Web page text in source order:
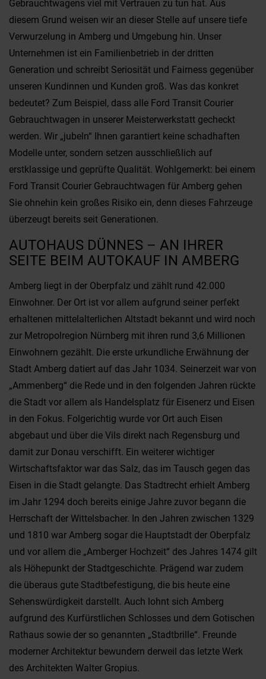
Gebrauchtwagens viel mit Vertrauen zu tun hat. Aus
diesem Grund weisen wir an dieser Stelle auf unsere tiefe
Verwurzelung in Amberg und Umgebung hin. Unser
Unternehmen ist ein Familienbetrieb in der dritten
Generation und schreibt Seriosität und Fairness gegenüber
unseren Kundinnen und Kunden groß. Was das konkret
bedeutet? Zum Beispiel, dass alle Ford Transit Courier
Gebrauchtwagen in unserer Meisterwerkstatt gecheckt
werden. Wir „jubeln“ Ihnen garantiert keine schadhaften
Modelle unter, sondern setzen ausschließlich auf
erstklassige und geprüfte Qualität. Wohlgemerkt: bei einem
Ford Transit Courier Gebrauchtwagen für Amberg gehen
Sie ohnehin kein großes Risiko ein, denn dieses Fahrzeuge
überzeugt bereits seit Generationen.
AUTOHAUS DÜNNES – AN IHRER
SEITE BEIM AUTOKAUF IN AMBERG
Amberg liegt in der Oberpfalz und zählt rund 42.000
Einwohner. Der Ort ist vor allem aufgrund seiner perfekt
erhaltenen mittelalterlichen Altstadt bekannt und wird noch
zur Metropolregion Nürnberg mit ihren rund 3,6 Millionen
Einwohnern gezählt. Die erste urkundliche Erwähnung der
Stadt Amberg datiert auf das Jahr 1034. Seinerzeit war von
„Ammenberg“ die Rede und in den folgenden Jahren rückte
die Stadt vor allem als Handelsplatz für Eisenerz und Eisen
in den Fokus. Folgerichtig wurde vor Ort auch Eisen
abgebaut und über die Vils direkt nach Regensburg und
damit zur Donau verschifft. Ein weiterer wichtiger
Wirtschaftsfaktor war das Salz, das im Tausch gegen das
Eisen in die Stadt gelangte. Das Stadtrecht erhielt Amberg
im Jahr 1294 doch bereits einige Jahre zuvor begann die
Herrschaft der Wittelsbacher. In den Jahren zwischen 1329
und 1810 war Amberg sogar die Hauptstadt der Oberpfalz
und vor allem die „Amberger Hochzeit“ des Jahres 1474 gilt
als Höhepunkt der Stadtgeschichte. Prägend war zudem
die überaus gute Stadtbefestigung, die bis heute eine
Sehenswürdigkeit darstellt. Auch lohnt sich Amberg
aufgrund des Kurfürstlichen Schlosses und dem Gotischen
Rathaus sowie der so genannten „Stadtbrille“. Freunde
moderner Architektur bewundern derweil das letzte Werk
des Architekten Walter Gropius.